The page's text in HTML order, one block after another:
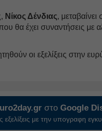
Νίκος Δένδιας,
θα έχει συναντήσεις με
οι εξελίξεις στην
στοGoogle
εξελίξεις με την υπογραφη